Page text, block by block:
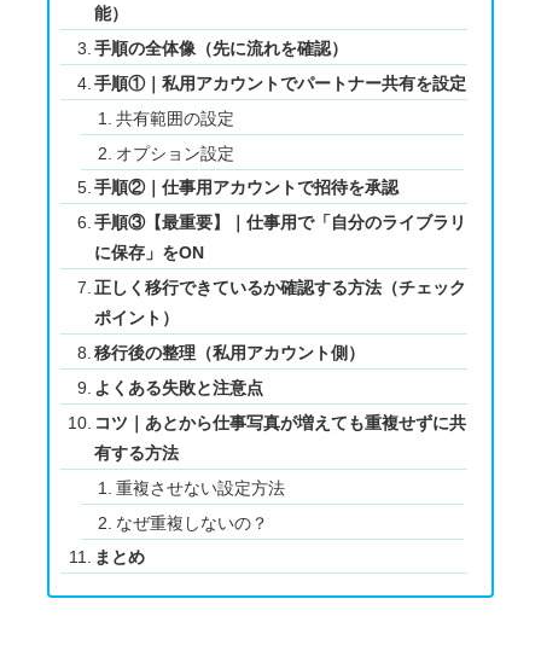
能）
手順の全体像（先に流れを確認）
手順①｜私用アカウントでパートナー共有を設定
共有範囲の設定
オプション設定
手順②｜仕事用アカウントで招待を承認
手順③【最重要】｜仕事用で「自分のライブラリ
に保存」をON
正しく移行できているか確認する方法（チェック
ポイント）
移行後の整理（私用アカウント側）
よくある失敗と注意点
コツ｜あとから仕事写真が増えても重複せずに共
有する方法
重複させない設定方法
なぜ重複しないの？
まとめ